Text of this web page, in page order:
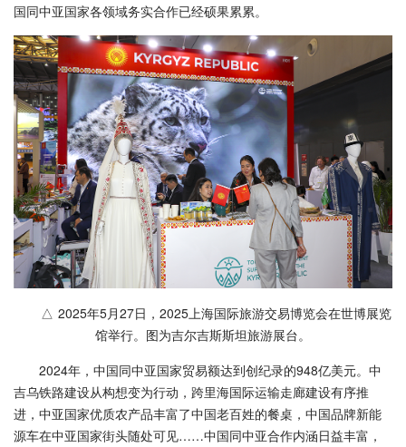
国同中亚国家各领域务实合作已经硕果累累。
△ 2025年5月27日，2025上海国际旅游交易博览会在世博展览
馆举行。图为吉尔吉斯斯坦旅游展台。
2024年，中国同中亚国家贸易额达到创纪录的948亿美元。中
吉乌铁路建设从构想变为行动，跨里海国际运输走廊建设有序推
进，中亚国家优质农产品丰富了中国老百姓的餐桌，中国品牌新能
源车在中亚国家街头随处可见……中国同中亚合作内涵日益丰富，